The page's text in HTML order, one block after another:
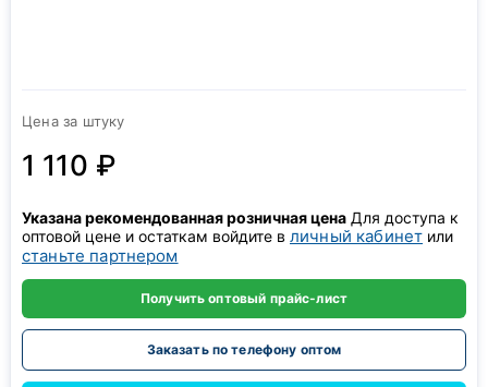
Цена за штуку
1 110 ₽
Указана рекомендованная розничная цена Для доступа к
оптовой цене и остаткам войдите в личный кабинет или
станьте партнером
Получить оптовый прайс-лист
Заказать по телефону оптом